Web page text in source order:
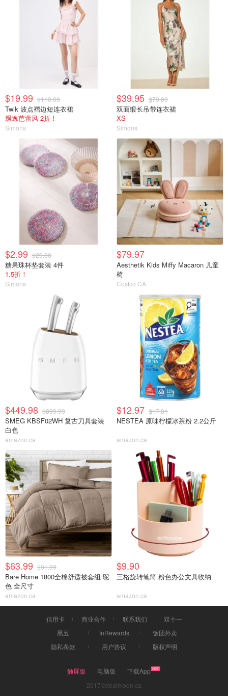
$19.99 $110.00
Twik 波点褶边短连衣裙
飘逸芭蕾风 2折！
Simons
$39.95 $79.00
双面缎长吊带连衣裙
XS
Simons
$2.99 $29.00
糖果珠杯垫套装 4件
1.5折！
Simons
$79.97
Aesthetik Kids Miffy Macaron 儿童
椅
Costco CA
$449.98 $899.99
SMEG KBSF02WH 复古刀具套装
白色
amazon.ca
$12.97 $17.81
NESTEA 原味柠檬冰茶粉 2.2公斤
amazon.ca
$63.99 $91.99
Bare Home 1800全棉舒适被套组 驼
色 全尺寸
amazon.ca
$9.90
三格旋转笔筒 粉色办公文具收纳
amazon.ca
信用卡 商业合作 联系我们
双十一
黑五
InRewards
饭团外卖
隐私条款
用户协议 版权声明
触屏版 电脑版
下载App
2017©dealmoon.ca